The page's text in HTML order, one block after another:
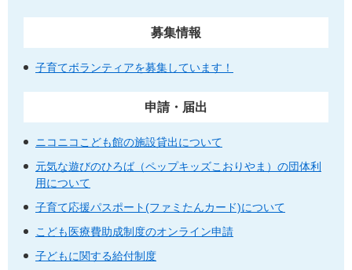
募集情報
子育てボランティアを募集しています！
申請・届出
ニコニコこども館の施設貸出について
元気な遊びのひろば（ペップキッズこおりやま）の団体利
用について
子育て応援パスポート(ファミたんカード)について
こども医療費助成制度のオンライン申請
子どもに関する給付制度